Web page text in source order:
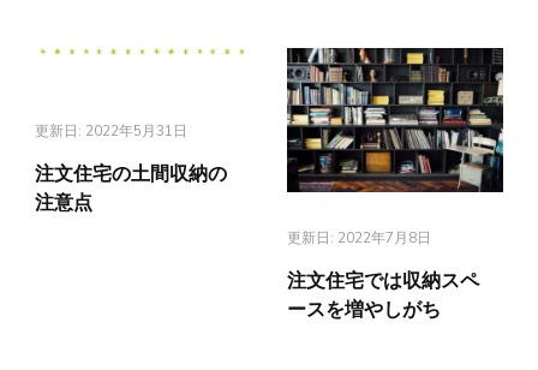
更新日: 2022年5月31日
注文住宅の土間収納の
注意点
更新日: 2022年7月8日
注文住宅では収納スペ
ースを増やしがち